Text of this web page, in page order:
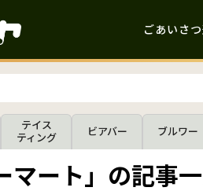
ごあいさつ
テイス
ティング
ビアバー ブルワー
マート」の記事